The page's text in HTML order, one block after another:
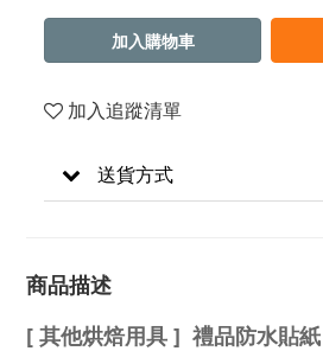
加入購物車
加入追蹤清單
送貨方式
商品描述
[ 其他烘焙用具 ] 禮品防水貼